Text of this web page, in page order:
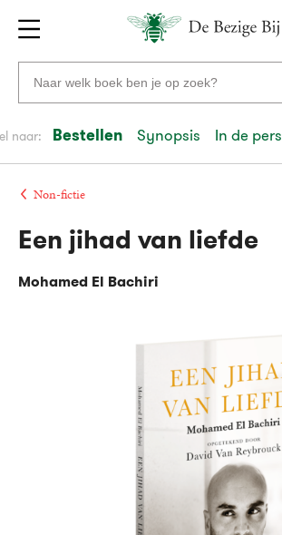
Gratis
verzending
vanaf
20
euro
Voor
23:59
volgendein
Veilig betalen
Gratis
Zoeken
naar
auteurs
en
uitgevers
naar: Bestellen Synopsis In de pers
Non-fictie
Een jihad van liefde
Mohamed El Bachiri